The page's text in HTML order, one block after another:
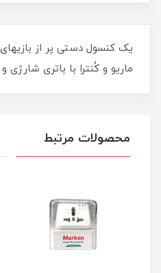
یک کنسول دستی پر از
ماریو و کُنترا با باتری شارژی
محصولات مرتبط